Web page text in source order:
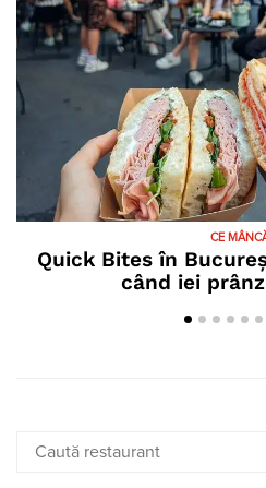
CE
Quick Bites în
când iei